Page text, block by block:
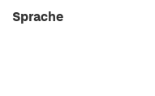
Sprache